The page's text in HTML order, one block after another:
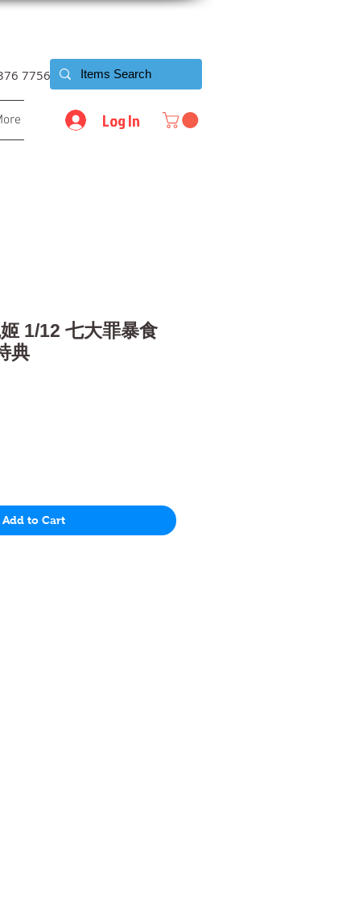
7756
Log In
1/12 七大罪暴食
典
Add to Cart